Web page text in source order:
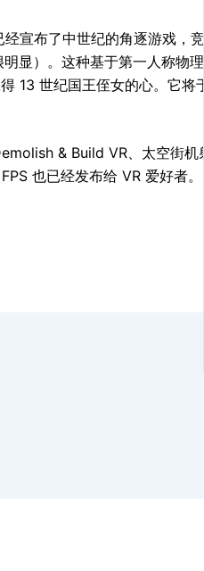
宣布了中世纪的角逐游戏，
显）。这种基于第一人称物
13 世纪国王侄女的心。它
& Build VR、太空街
也已经发布给 VR 爱好者